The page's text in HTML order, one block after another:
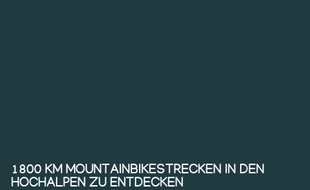
1800 KM MOUNTAINBIKESTRECKEN IN DEN
HOCHALPEN ZU ENTDECKEN